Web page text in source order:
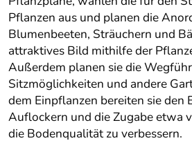
Pflanzen aus und planen die
Blumenbeeten, Sträuchern und
attraktives Bild mithilfe der
Außerdem planen sie die
Sitzmöglichkeiten und andere
dem Einpflanzen bereiten sie den
Auflockern und die Zugabe etwa
die Bodenqualität zu verbessern.